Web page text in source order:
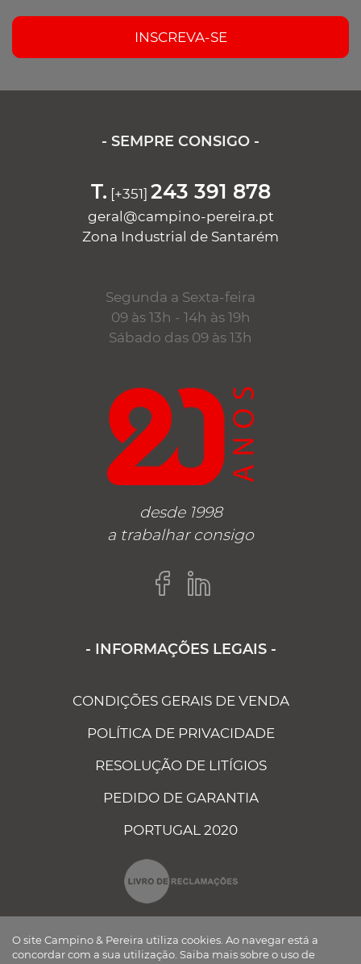
INSCREVA-SE
- SEMPRE CONSIGO -
T. [+351] 243 391 878
geral@campino-pereira.pt
Zona Industrial de Santarém
Segunda a Sexta-feira
09 às 13h - 14h às 19h
Sábado das 09 às 13h
desde 1998
a trabalhar consigo
- INFORMAÇÕES LEGAIS -
CONDIÇÕES GERAIS DE VENDA
POLÍTICA DE PRIVACIDADE
RESOLUÇÃO DE LITÍGIOS
PEDIDO DE GARANTIA
PORTUGAL 2020
O site Campino & Pereira utiliza cookies. Ao navegar está a
concordar com a sua utilização. Saiba mais sobre o uso de